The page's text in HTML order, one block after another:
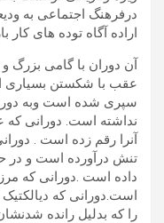
درفرهنگ اجتماعی به
اراده آگاه توده های کار
آن دوران با گامی بزرگ و
عقب با شکستن بسیاری
سپری شده است وبه
نداشته است. دورانی که
آنرا رقم زده است .
تنش درآورده است و در
داده است .دورانی که
است.دورانی که
را که بدلیل رانده